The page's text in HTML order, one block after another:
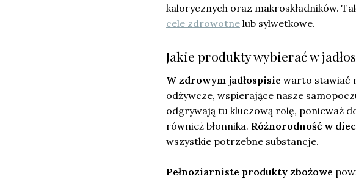
kalorycznych oraz makroskładników.
cele zdrowotne lub sylwetkowe.
Jakie produkty wybierać w
W zdrowym jadłospisie warto stawiać
odżywcze, wspierające nasze
odgrywają tu kluczową rolę, ponieważ
również błonnika. Różnorodność w
wszystkie potrzebne substancje.
Pełnoziarniste produkty zbożowe